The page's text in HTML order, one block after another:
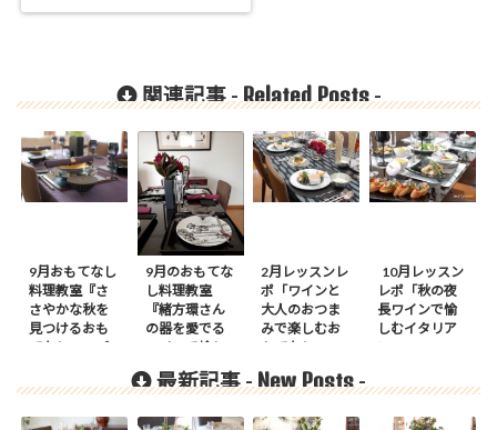
関連記事 -Related Posts-
9月おもてなし
料理教室『さ
さやかな秋を
見つけるおも
てなし』のご
9月のおもてな
し料理教室
『緒方環さん
の器を愛でる
ワインで愉し
むおもてな
し』のご案内
2月レッスンレ
ポ「ワインと
大人のおつま
みで楽しむお
もてなし」
10月レッスン
レポ「秋の夜
長ワインで愉
しむイタリア
最新記事 -New Posts-